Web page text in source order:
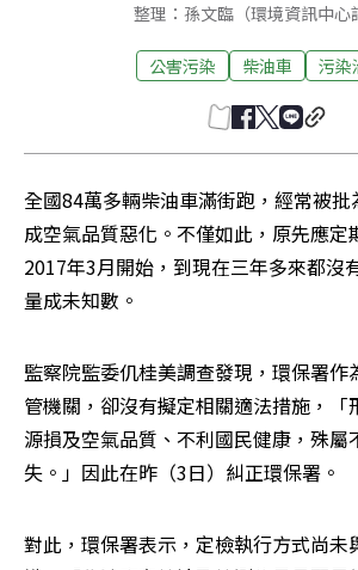
整理：孫文臨（環境資訊中心
公害污染 柴油車 污染
全國84萬多輛柴油車滿街跑，經常被
成空氣品質惡化。不僅如此，原先應定
2017年3月開始，到現在三年多來都沒
量成未知數。
監察院監委仉桂美調查發現，環保署作
管機關，卻沒有擬定相關適法措施，「
源損及空氣品質、不利國民健康，殊屬
失。」因此在昨（3日）糾正環保署。
對此，環保署表示，定檢執行方式尚未